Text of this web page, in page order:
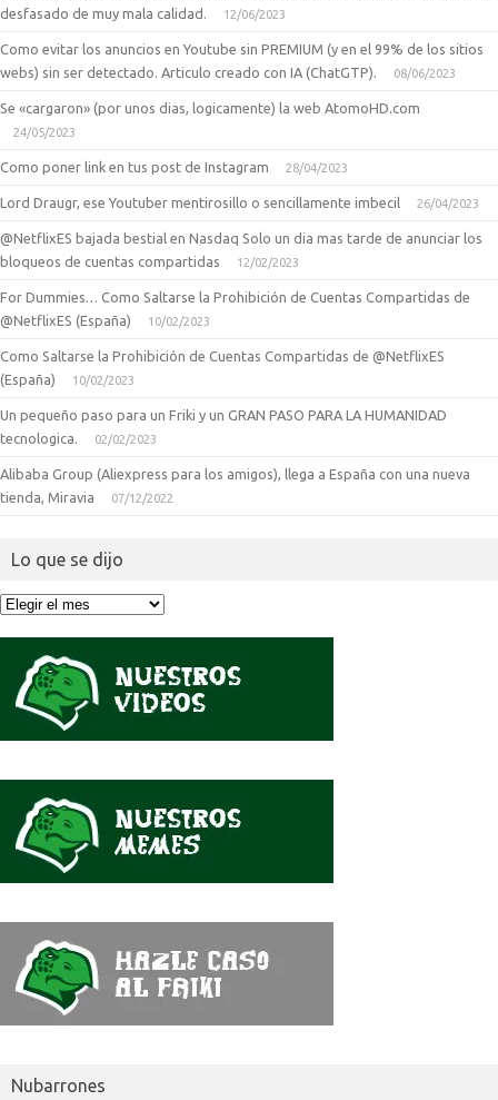
desfasado de muy mala calidad.
12/06/2023
Como evitar los anuncios en Youtube sin PREMIUM (y en el 99% de los sitios
webs) sin ser detectado. Articulo creado con IA (ChatGTP).
08/06/2023
Se «cargaron» (por unos dias, logicamente) la web AtomoHD.com
24/05/2023
Como poner link en tus post de Instagram 28/04/2023
Lord Draugr, ese Youtuber mentirosillo o sencillamente imbecil 26/04/2023
@NetflixES bajada bestial en Nasdaq Solo un dia mas tarde de anunciar los
bloqueos de cuentas compartidas
12/02/2023
For Dummies… Como Saltarse la Prohibición de Cuentas Compartidas de
@NetflixES (España)
10/02/2023
Como Saltarse la Prohibición de Cuentas Compartidas de @NetflixES
(España)
10/02/2023
Un pequeño paso para un Friki y un GRAN PASO PARA LA HUMANIDAD
tecnologica.
02/02/2023
Alibaba Group (Aliexpress para los amigos), llega a España con una nueva
tienda, Miravia
07/12/2022
Lo que se dijo
Lo
Nubarrones